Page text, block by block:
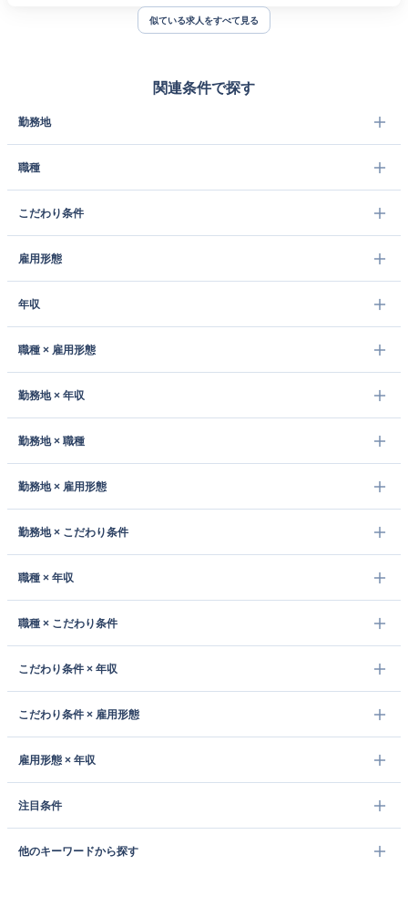
似ている求人をすべて見る
関連条件で探す
勤務地
職種
こだわり条件
雇用形態
年収
職種 × 雇用形態
勤務地 × 年収
勤務地 × 職種
勤務地 × 雇用形態
勤務地 × こだわり条件
職種 × 年収
職種 × こだわり条件
こだわり条件 × 年収
こだわり条件 × 雇用形態
雇用形態 × 年収
注目条件
他のキーワードから探す